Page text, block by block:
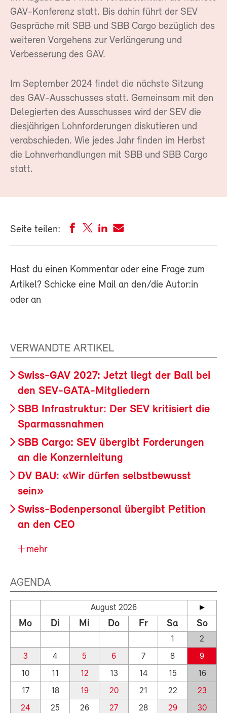
GAV-Konferenz statt. Bis dahin führt der SEV
Gespräche mit SBB und SBB Cargo bezüglich des
weiteren Vorgehens zur Verlängerung und
Verbesserung des GAV.
Im September 2024 findet die nächste Sitzung
des GAV-Ausschusses statt. Gemeinsam mit den
Delegierten des Ausschusses wird der SEV die
diesjährigen Lohnforderungen diskutieren und
verabschieden. Wie jedes Jahr finden im Herbst
die Lohnverhandlungen mit SBB und SBB Cargo
statt.
Seite teilen:
Hast du einen Kommentar oder eine Frage zum
Artikel? Schicke eine Mail an den/die Autor:in
oder an
VERWANDTE ARTIKEL
Swiss-GAV 2027: Jetzt liegt der Ball bei
den SEV-GATA-Mitgliedern
SBB Infrastruktur: Der SEV kritisiert die
Sparmassnahmen
SBB Cargo: SEV übergibt Forderungen
an die Konzernleitung
DV BAU: «Wir dürfen selbstbewusst
sein»
Swiss-Bodenpersonal übergibt Petition
an den CEO
mehr
AGENDA
August 2026
Mo Di Mi Do Fr Sa So
1
2
3
4 5 6 7 8
9
10
11 12 13 14 15
16
17
18 19 20 21 22
23
24
25 26 27 28 29
30